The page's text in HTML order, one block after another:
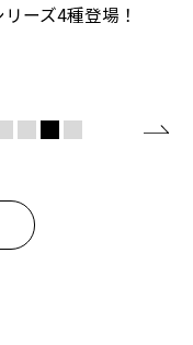
ーズ4種登場！